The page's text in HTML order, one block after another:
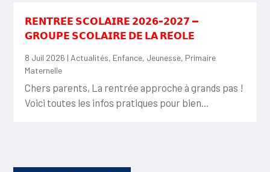
𝗥𝗘𝗡𝗧𝗥𝗘́𝗘 𝗦𝗖𝗢𝗟𝗔𝗜𝗥𝗘 𝟮𝟬𝟮𝟲-𝟮𝟬𝟮𝟳 —
𝗚𝗥𝗢𝗨𝗣𝗘 𝗦𝗖𝗢𝗟𝗔𝗜𝗥𝗘 𝗗𝗘 𝗟𝗔 𝗥𝗘́𝗢𝗟𝗘
8 Juil 2026 | Actualités, Enfance, Jeunesse, Primaire
Maternelle
Chers parents, La rentrée approche à grands pas !
Voici toutes les infos pratiques pour bien...